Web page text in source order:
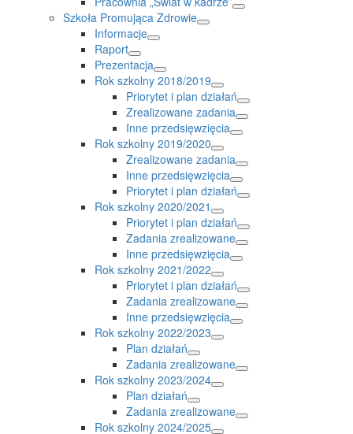
Szkoła Promująca Zdrowie
Informacje
Raport
Prezentacja
Rok szkolny 2018/2019
Priorytet i plan działań
Zrealizowane zadania
Inne przedsięwzięcia
Rok szkolny 2019/2020
Zrealizowane zadania
Inne przedsięwzięcia
Priorytet i plan działań
Rok szkolny 2020/2021
Priorytet i plan działań
Zadania zrealizowane
Inne przedsięwzięcia
Rok szkolny 2021/2022
Priorytet i plan działań
Zadania zrealizowane
Inne przedsięwzięcia
Rok szkolny 2022/2023
Plan działań
Zadania zrealizowane
Rok szkolny 2023/2024
Plan działań
Zadania zrealizowane
Rok szkolny 2024/2025